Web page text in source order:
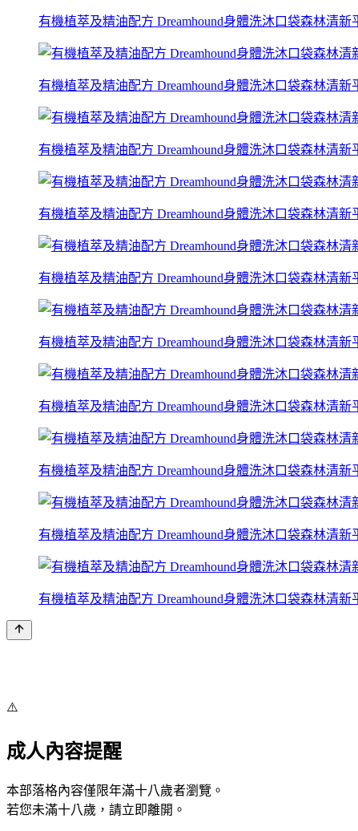
有機植萃及精油配方 Dreamhound身體洗沐口袋森林清新
有機植萃及精油配方 Dreamhound身體洗沐口袋森林清新
有機植萃及精油配方 Dreamhound身體洗沐口袋森林清新
有機植萃及精油配方 Dreamhound身體洗沐口袋森林清新
有機植萃及精油配方 Dreamhound身體洗沐口袋森林清新
有機植萃及精油配方 Dreamhound身體洗沐口袋森林清新
有機植萃及精油配方 Dreamhound身體洗沐口袋森林清新
有機植萃及精油配方 Dreamhound身體洗沐口袋森林清新
有機植萃及精油配方 Dreamhound身體洗沐口袋森林清新
有機植萃及精油配方 Dreamhound身體洗沐口袋森林清新
⚠️
成人內容提醒
本部落格內容僅限年滿十八歲者瀏覽。
若您未滿十八歲，請立即離開。